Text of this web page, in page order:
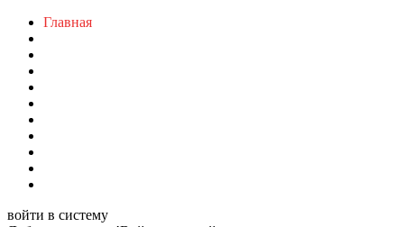
Главная
войти в систему